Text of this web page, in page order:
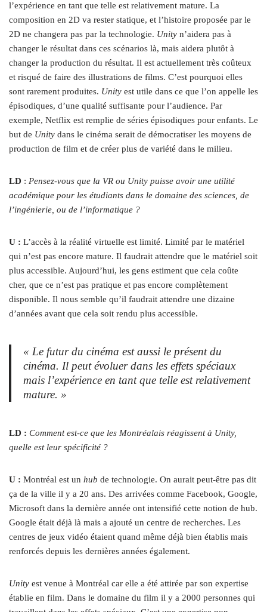
l’expérience en tant que telle est relativement mature. La
composition en 2D va rester statique, et l’histoire proposée par le
2D ne changera pas par la technologie. Unity n’aidera pas à
changer le résultat dans ces scénarios là, mais aidera plutôt à
changer la production du résultat. Il est actuellement très coûteux
et risqué de faire des illustrations de films. C’est pourquoi elles
sont rarement produites. Unity est utile dans ce que l’on appelle les
épisodiques, d’une qualité suffisante pour l’audience. Par
exemple, Netflix est remplie de séries épisodiques pour enfants. Le
but de Unity dans le cinéma serait de démocratiser les moyens de
production de film et de créer plus de variété dans le milieu.
LD : Pensez-vous que la VR ou Unity puisse avoir une utilité
académique pour les étudiants dans le domaine des sciences, de
l’ingénierie, ou de l’informatique ?
U : L’accès à la réalité virtuelle est limité. Limité par le matériel
qui n’est pas encore mature. Il faudrait attendre que le matériel soit
plus accessible. Aujourd’hui, les gens estiment que cela coûte
cher, que ce n’est pas pratique et pas encore complètement
disponible. Il nous semble qu’il faudrait attendre une dizaine
d’années avant que cela soit rendu plus accessible.
« Le futur du cinéma est aussi le présent du
cinéma. Il peut évoluer dans les effets spéciaux
mais l’expérience en tant que telle est relativement
mature. »
LD : Comment est-ce que les Montréalais réagissent à Unity,
quelle est leur spécificité ?
U : Montréal est un hub de technologie. On aurait peut-être pas dit
ça de la ville il y a 20 ans. Des arrivées comme Facebook, Google,
Microsoft dans la dernière année ont intensifié cette notion de hub.
Google était déjà là mais a ajouté un centre de recherches. Les
centres de jeux vidéo étaient quand même déjà bien établis mais
renforcés depuis les dernières années également.
Unity est venue à Montréal car elle a été attirée par son expertise
établie en film. Dans le domaine du film il y a 2000 personnes qui